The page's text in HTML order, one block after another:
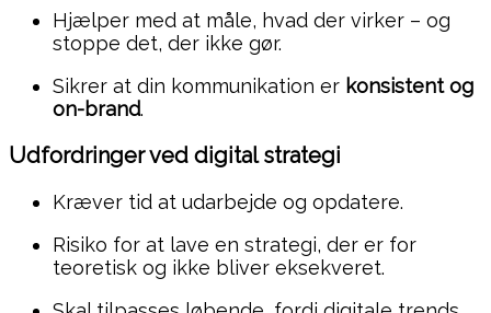
Hjælper med at måle, hvad der virker – og
stoppe det, der ikke gør.
Sikrer at din kommunikation er konsistent og
on-brand.
Udfordringer ved digital strategi
Kræver tid at udarbejde og opdatere.
Risiko for at lave en strategi, der er for
teoretisk og ikke bliver eksekveret.